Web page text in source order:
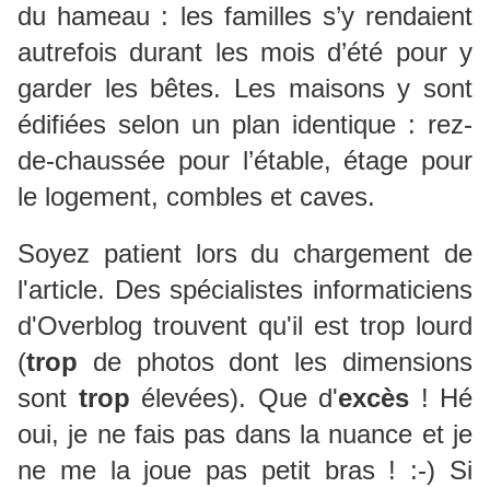
du hameau : les familles s’y rendaient
autrefois durant les mois d’été pour y
garder les bêtes. Les maisons y sont
édifiées selon un plan identique : rez-
de-chaussée pour l’étable, étage pour
le logement, combles et caves.
Soyez patient lors du chargement de
l'article. Des spécialistes informaticiens
d'Overblog trouvent qu'il est trop lourd
(trop de photos dont les dimensions
sont trop élevées). Que d'excès ! Hé
oui, je ne fais pas dans la nuance et je
ne me la joue pas petit bras ! :-) Si